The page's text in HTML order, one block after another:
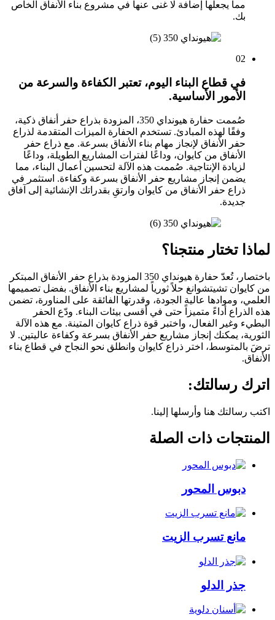
مما يجعلها إضافة لا غنى عنها في مشروع بناء الأنفاق الخاص
بك.
02
في قطاع البناء اليوم، تعتبر الكفاءة والسرعة من
الأمور الأساسية.
صُممت حفارة هيونداي 350، المزودة بذراع حفر أنفاق ذكية،
وفقًا لهذه المبادئ. تستخدم الحفارة الميزات المتقدمة لذراع
حفر الأنفاق لإنجاز مهام بناء الأنفاق بسرعة. مع ذراع حفر
الأنفاق من كايوان، وداعًا لفترات المشاريع الطويلة، وداعًا
لزيادة الإنتاجية. صُممت هذه الآلة لتحسين أعمال البناء، مما
يضمن إنجاز مشاريع حفر الأنفاق بسرعة وكفاءة. استثمر في
ذراع حفر الأنفاق من كايوان وارتقِ بقدراتك الإنشائية إلى آفاق
جديدة.
لماذا تختار منتجنا؟
باختصار، تُعدّ حفارة هيونداي 350 المزودة بذراع حفر الأنفاق المبتكر
من كايوان تشيتشوانغ حلاً ثورياً لمشاريع بناء الأنفاق. بفضل تصميمها
العلمي، وموادها عالية الجودة، وقدرتها الفائقة على المناورة، تضمن
هذه الذراع أداءً متميزاً حتى في أقسى بيئات البناء. ودّع الحفر
البطيء وغير الفعال، واختبر قوة ذراع كايوان المتينة. مع هذه الآلة
الثورية، يمكنك إنجاز مشاريع حفر الأنفاق بسرعة وكفاءة عاليتين. لا
ترضَ بالمتوسط، اختر ذراع كايوان وانطلق نحو النجاح في قطاع بناء
الأنفاق.
اترك رسالتك:
اكتب رسالتك هنا وأرسلها إلينا.
المنتجات ذات الصلة
دبوس المحور
مانع تسرب الزيت
جذر الدلو